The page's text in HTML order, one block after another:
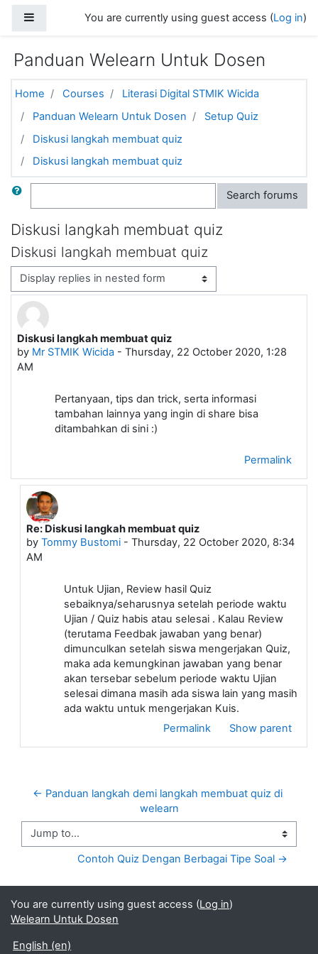
Side panelYou are currently using guest access (Log in)
Panduan Welearn Untuk Dosen
Home Courses
Literasi Digital STMIK Wicida
Panduan Welearn Untuk Dosen
Setup Quiz
Diskusi langkah membuat quiz
Diskusi langkah membuat quiz
Search Search forums
Diskusi langkah membuat quiz
Diskusi langkah membuat quiz
Display mode
Diskusi langkah membuat quiz
by Mr STMIK Wicida - Thursday, 22 October 2020, 1:28
AM
Number of replies: 1
Pertanyaan, tips dan trick, serta informasi
tambahan lainnya yang ingin di share bisa
ditambahkan di sini :)
Permalink
In reply to Mr STMIK Wicida
Re: Diskusi langkah membuat quiz
by Tommy Bustomi- Thursday, 22 October 2020, 8:34
AM
Untuk Ujian, Review hasil Quiz
sebaiknya/seharusnya setelah periode waktu
Ujian / Quiz habis atau selesai . Kalau Review
(terutama Feedbak jawaban yang benar)
dimunculkan setelah siswa mengerjakan Quiz,
maka ada kemungkinan jawaban yang benar
akan tersebar sebelum periode waktu Ujian
selesai dimana masih ada siswa lain yang masih
ada waktu untuk mengerjakan Kuis.
Permalink
Show parent
← Panduan langkah demi langkah membuat quiz di
welearn
Jump to...
Contoh Quiz Dengan Berbagai Tipe Soal →
You are currently using guest access (Log in)
Welearn Untuk Dosen
English ‎(en)‎